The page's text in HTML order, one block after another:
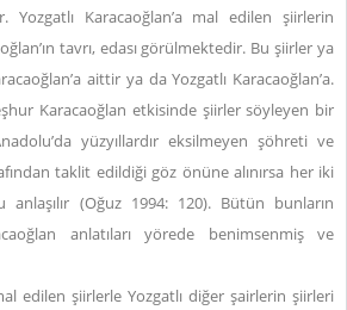
Yozgatlı Karacaoğlan’a mal edilen şiirlerin
tavrı, edası görülmektedir. Bu şiirler ya
aittir ya da Yozgatlı Karacaoğlan’a.
Karacaoğlan etkisinde şiirler söyleyen bir
yüzyıllardır eksilmeyen şöhreti ve
taklit edildiği göz önüne alınırsa her iki
(Oğuz 1994: 120). Bütün bunların
anlatıları yörede benimsenmiş ve
edilen şiirlerle Yozgatlı diğer şairlerin şiirleri